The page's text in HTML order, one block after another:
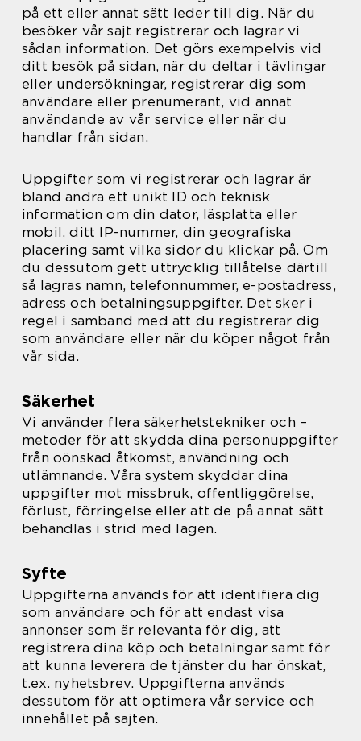
på ett eller annat sätt leder till dig. När du
besöker vår sajt registrerar och lagrar vi
sådan information. Det görs exempelvis vid
ditt besök på sidan, när du deltar i tävlingar
eller undersökningar, registrerar dig som
användare eller prenumerant, vid annat
användande av vår service eller när du
handlar från sidan.
Uppgifter som vi registrerar och lagrar är
bland andra ett unikt ID och teknisk
information om din dator, läsplatta eller
mobil, ditt IP-nummer, din geografiska
placering samt vilka sidor du klickar på. Om
du dessutom gett uttrycklig tillåtelse därtill
så lagras namn, telefonnummer, e-postadress,
adress och betalningsuppgifter. Det sker i
regel i samband med att du registrerar dig
som användare eller när du köper något från
vår sida.
Säkerhet
Vi använder flera säkerhetstekniker och –
metoder för att skydda dina personuppgifter
från oönskad åtkomst, användning och
utlämnande. Våra system skyddar dina
uppgifter mot missbruk, offentliggörelse,
förlust, förringelse eller att de på annat sätt
behandlas i strid med lagen.
Syfte
Uppgifterna används för att identifiera dig
som användare och för att endast visa
annonser som är relevanta för dig, att
registrera dina köp och betalningar samt för
att kunna leverera de tjänster du har önskat,
t.ex. nyhetsbrev. Uppgifterna används
dessutom för att optimera vår service och
innehållet på sajten.